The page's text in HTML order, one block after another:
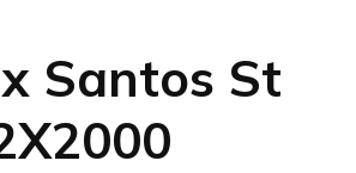
Santos St